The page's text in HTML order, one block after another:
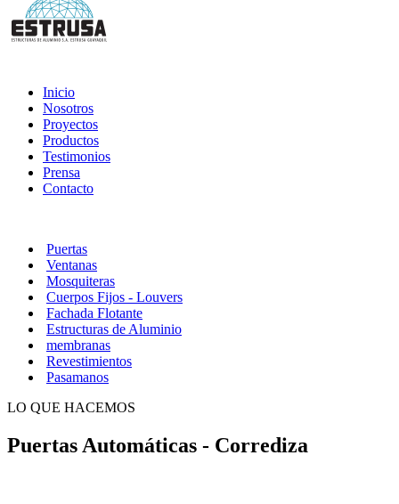
Inicio
Nosotros
Proyectos
Productos
Testimonios
Prensa
Contacto
Puertas
Ventanas
Mosquiteras
Cuerpos Fijos - Louvers
Fachada Flotante
Estructuras de Aluminio
membranas
Revestimientos
Pasamanos
LO QUE HACEMOS
Puertas Automáticas - Corrediza